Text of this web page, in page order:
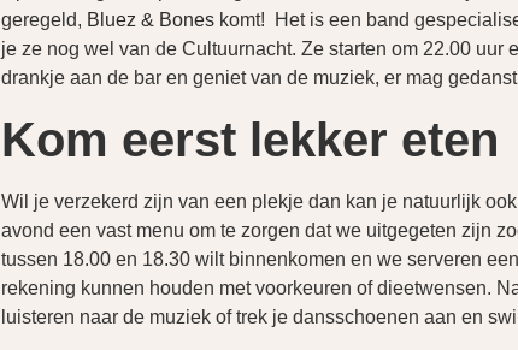
geregeld, Bluez & Bones komt! Het is een band
je ze nog wel van de Cultuurnacht. Ze starten om 22.00 uur
drankje aan de bar en geniet van de muziek, er mag
Kom eerst lekker eten
Wil je verzekerd zijn van een plekje dan kan je natuurlijk
avond een vast menu om te zorgen dat we uitgegeten zijn
tussen 18.00 en 18.30 wilt binnenkomen en we serveren
rekening kunnen houden met voorkeuren of dieetwensen.
luisteren naar de muziek of trek je dansschoenen aan en